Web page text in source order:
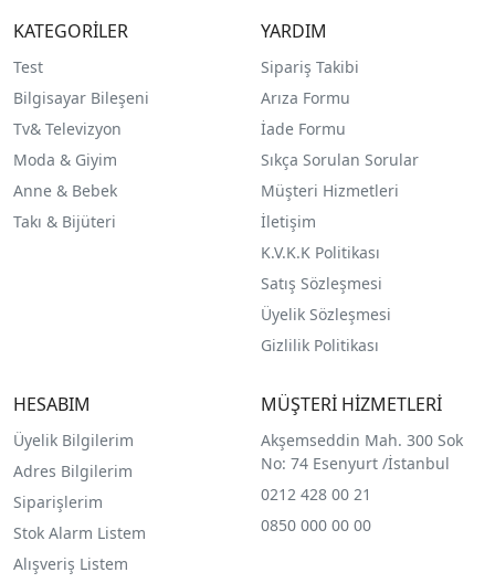
KATEGORİLER
Test
Bilgisayar Bileşeni
Tv& Televizyon
Moda & Giyim
Anne & Bebek
Takı & Bijüteri
YARDIM
Sipariş Takibi
Arıza Formu
İade Formu
Sıkça Sorulan Sorular
Müşteri Hizmetleri
İletişim
K.V.K.K Politikası
Satış Sözleşmesi
Üyelik Sözleşmesi
Gizlilik Politikası
HESABIM
Üyelik Bilgilerim
Adres Bilgilerim
Siparişlerim
Stok Alarm Listem
Alışveriş Listem
MÜŞTERİ HİZMETLERİ
Akşemseddin Mah. 300 Sok
No: 74 Esenyurt /İstanbul
0212 428 00 21
0850 000 00 00